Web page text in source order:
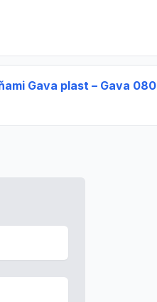
Gava plast – Gava 080